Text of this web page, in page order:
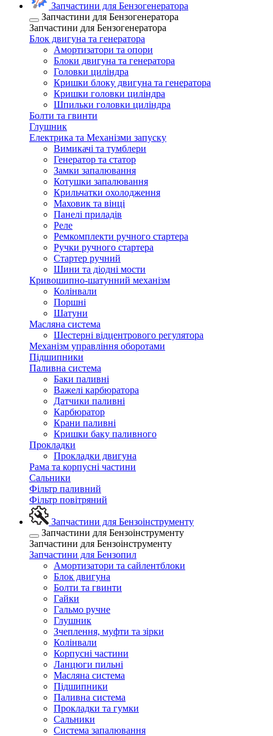
Запчастини для Бензогенератора
Запчастини для Бензогенератора
Запчастини для Бензогенератора
Блок двигуна та генератора
Амортизатори та опори
Блоки двигуна та генератора
Головки циліндра
Кришки блоку двигуна та генератора
Кришки головки циліндра
Шпильки головки циліндра
Болти та гвинти
Глушник
Електрика та Механізми запуску
Вимикачі та тумблери
Генератор та статор
Замки запалювання
Котушки запалювання
Крильчатки охолодження
Маховик та вінці
Панелі приладів
Реле
Ремкомплекти ручного стартера
Ручки ручного стартера
Стартер ручний
Шини та діодні мости
Кривошипно-шатунний механізм
Колінвали
Поршні
Шатуни
Масляна система
Шестерні відцентрового регулятора
Механізм управління оборотами
Підшипники
Паливна система
Баки паливні
Важелі карбюратора
Датчики паливні
Карбюратор
Крани паливні
Кришки баку паливного
Прокладки
Прокладки двигуна
Рама та корпусні частини
Сальники
Фільтр паливний
Фільтр повітряний
Запчастини для Бензоінструменту
Запчастини для Бензоінструменту
Запчастини для Бензоінструменту
Запчастини для Бензопил
Амортизатори та сайлентблоки
Блок двигуна
Болти та гвинти
Гайки
Гальмо ручне
Глушник
Зчеплення, муфти та зірки
Колінвали
Корпусні частини
Ланцюги пильні
Масляна система
Підшипники
Паливна система
Прокладки та гумки
Сальники
Система запалювання